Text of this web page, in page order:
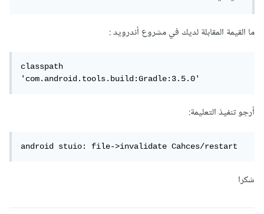
ما القيمة المقابلة لديك في مشروع أندرويد :
classpath
'com.android.tools.build:Gradle:3.5.0'
أرجو تنفيذ التعليمة:
شكرا